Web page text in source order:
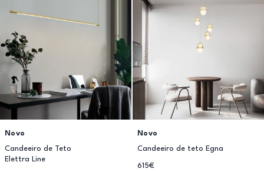
Novo
Candeeiro de Teto
Elettra Line
Novo
Candeeiro de teto Egna
615€